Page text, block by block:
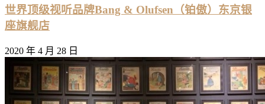
世界顶级视听品牌Bang & Olufsen（铂傲）东京银
座旗舰店
2020 年 4 月 28 日